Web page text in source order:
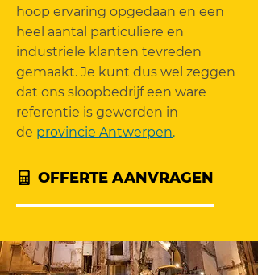
hoop ervaring opgedaan en een
heel aantal particuliere en
industriële klanten tevreden
gemaakt. Je kunt dus wel zeggen
dat ons sloopbedrijf een ware
referentie is geworden in
de provincie Antwerpen.
OFFERTE AANVRAGEN